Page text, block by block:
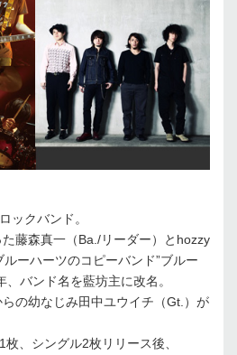
ックバンド。
藤森真一（Ba./リーダー）とhozzy
ルーハーツのコピーバンド”ブルー
バンド名を藍坊主に改名。
の幼なじみ田中ユウイチ（Gt.）が
、シングル2枚リリース後、